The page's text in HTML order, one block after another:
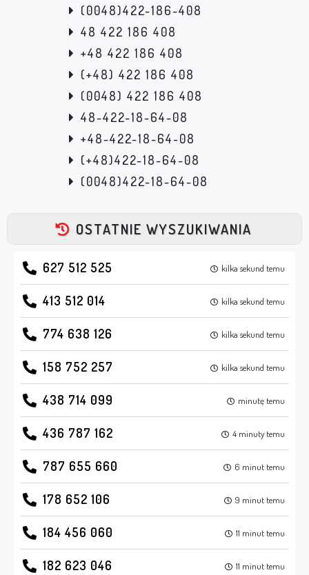
(0048)422-186-408
48 422 186 408
+48 422 186 408
(+48) 422 186 408
(0048) 422 186 408
48-422-18-64-08
+48-422-18-64-08
(+48)422-18-64-08
(0048)422-18-64-08
OSTATNIE WYSZUKIWANIA
627 512 525 kilka sekund temu
413 512 014 kilka sekund temu
774 638 126 kilka sekund temu
158 752 257 kilka sekund temu
438 714 099 minutę temu
436 787 162 4 minuty temu
787 655 660 6 minut temu
178 652 106 9 minut temu
184 456 060 11 minut temu
182 623 046 11 minut temu